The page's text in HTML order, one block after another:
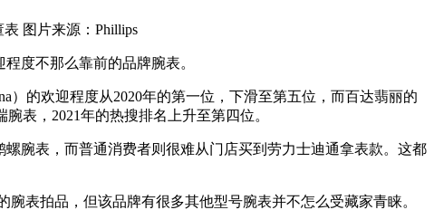
图片来源：Phillips
度不那么靠前的品牌腕表。
的欢迎程度从2020年的第一位，下滑至第五位，而百达翡丽的
表，2021年的热搜排名上升至第四位。
腕表，而普通消费者则很难从门店买到劳力士迪通拿表款。这都
表拍品，但该品牌有很多其他型号腕表并不怎么受藏家青睐。